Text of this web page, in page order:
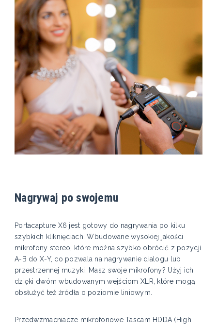
Nagrywaj po swojemu
Portacapture X6 jest gotowy do nagrywania po kilku
szybkich kliknięciach. Wbudowane wysokiej jakości
mikrofony stereo, które można szybko obrócić z pozycji
A-B do X-Y, co pozwala na nagrywanie dialogu lub
przestrzennej muzyki. Masz swoje mikrofony? Użyj ich
dzięki dwóm wbudowanym wejściom XLR, które mogą
obsłużyć też źródła o poziomie liniowym.
Przedwzmacniacze mikrofonowe Tascam HDDA (High